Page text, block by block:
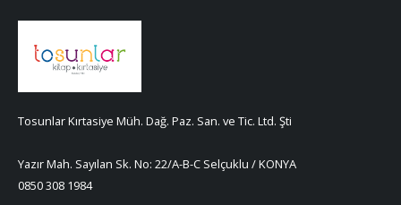
Tosunlar Kırtasiye Müh. Dağ. Paz. San. ve Tic. Ltd. Şti
Yazır Mah. Sayılan Sk. No: 22/A-B-C Selçuklu / KONYA
0850 308 1984